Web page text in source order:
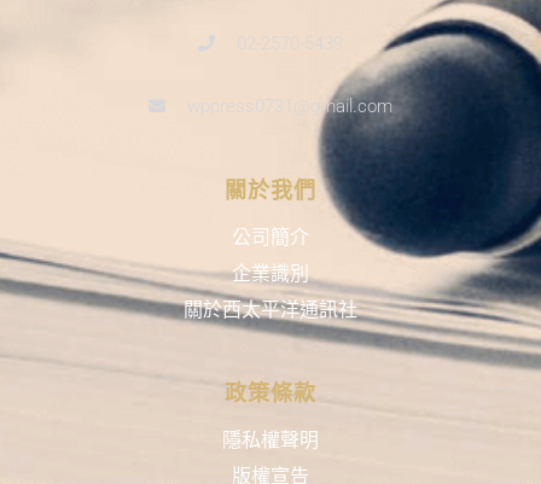
02-2570-5439
wppress0731@gmail.com
關於我們
公司簡介
企業識別
關於西太平洋通訊社
政策條款
隱私權聲明
版權宣告